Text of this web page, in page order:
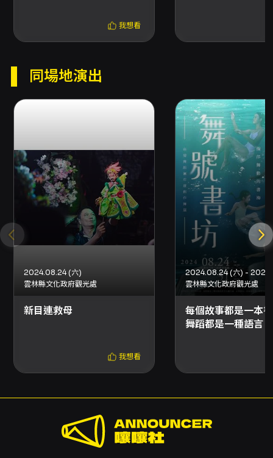
years》之再養一年！我想看
同場地演出
2024.08.24 (六)
雲林縣文化政府觀光處
新目連救母
我想看
雲林縣文化政府觀光處
每個故事都是一本
舞蹈都是一種語言